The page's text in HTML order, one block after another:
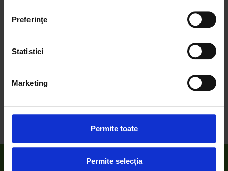
process your information.
Preferinţe
Statistici
Marketing
Permite toate
Permite selecția
RBS susţine Let’s Do It, Romania! Let’s Do It, Romania! merge la Triathlon Challenge Mamaia, ediția a 3-a